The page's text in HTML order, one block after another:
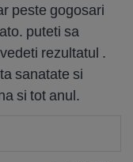
peste gogosari
puteti sa
rezultatul .
sanatate si
si tot anul.